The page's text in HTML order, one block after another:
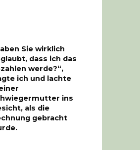
Sie wirklich
dass ich das
werde?“,
ich und lachte
ins
als die
gebracht